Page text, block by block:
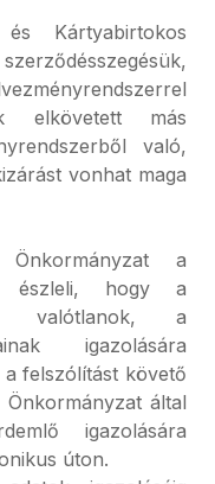
Kártyabirtokos
elkövetett más
való,
vonhat maga
a
észleli, hogy a
valótlanok, a
igazolására
felszólítást követő
által
igazolására
úton.